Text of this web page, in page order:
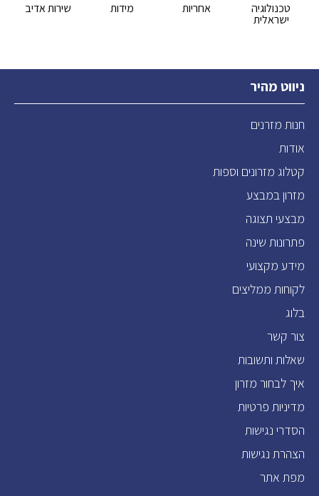
טכנולוגיה
ישראלית
אחריות מידות שירות אדיב
ניווט מהיר
חנות מזרנים
אודות
קטלוג מזרונים וספות
מזרון במבצע
מבצעי תצוגה
פתרונות שינה
מידע מקצועי
לקוחות ממליצים
בלוג
צור קשר
שאלות ותשובות
איך לבחור מזרון
מדיניות פרטיות
הסדרי נגישות
הצהרת נגישות
מפת אתר